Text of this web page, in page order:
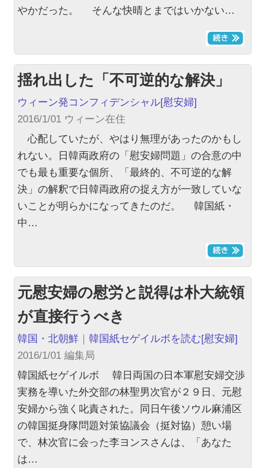
やかだった。 そんな快晴とまではいかない…
揺れ出した「不可逆的な解決」
ウィーン発コンフィデンシャル[慰安婦]
2016/1/01 ウィーン在住
心配していたが、やはり無理があったのかもし
れない。日韓両政府の「慰安婦問題」の合意の中
でも最も重要な個所、「最終的、不可逆的な解
決」の解釈で日韓両政府の捉え方が一致していな
いことが明らかになってきたのだ。 韓国紙・
中…
元慰安婦の慰労と説得は朴大統領
が直接行うべき
韓国・北朝鮮 ｜韓国紙セゲイルボを読む[慰安婦]
2016/1/01 編集局
韓国紙セゲイルボ 韓日両国の日本軍慰安婦交渉
実務を導いた外交部の林聖男次官が２９日、元慰
安婦から強く叱責された。同日午後ソウル麻浦区
の韓国挺身隊問題対策協議会（挺対協）憩い場
で、林次官に会った李ヨンスさんは、「あなた
は…